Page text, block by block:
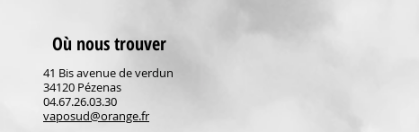
Où nous trouver
41 Bis avenue de verdun
34120 Pézenas
04.67.26.03.30
vaposud@orange.fr